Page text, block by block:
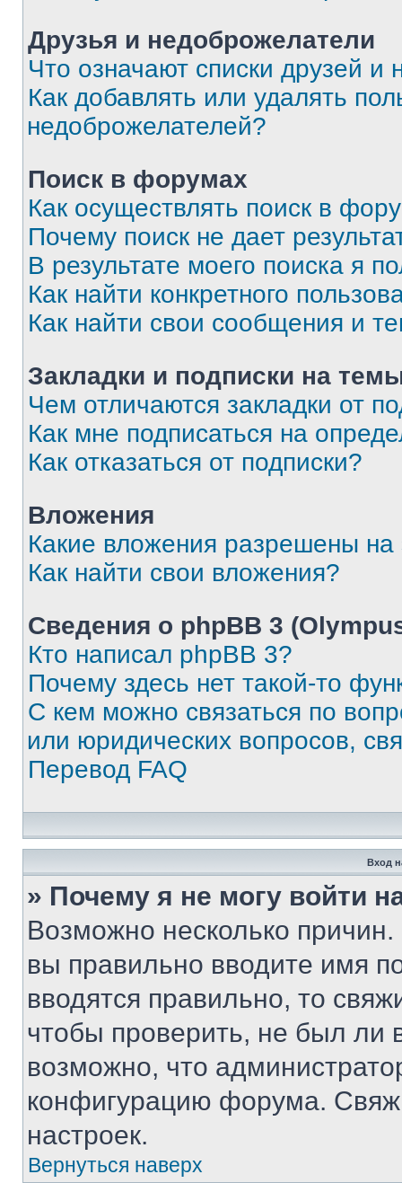
Друзья и недоброжелатели
Что означают списки друзей и
Как добавлять или удалять
недоброжелателей?
Поиск в форумах
Как осуществлять поиск в
Почему поиск не дает
В результате моего поиска я
Как найти конкретного
Как найти свои сообщения и
Закладки и подписки на
Чем отличаются закладки от
Как мне подписаться на
Как отказаться от подписки?
Вложения
Какие вложения разрешены
Как найти свои вложения?
Сведения о phpBB 3
Кто написал phpBB 3?
Почему здесь нет такой-то
С кем можно связаться по
или юридических вопросов,
Перевод FAQ
Вход
» Почему я не могу войти
Возможно несколько
вы правильно вводите имя
вводятся правильно, то
чтобы проверить, не был ли
возможно, что
конфигурацию форума.
настроек.
Вернуться наверх